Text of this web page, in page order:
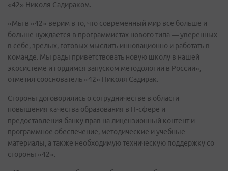
«42» Николя Садираком.
«Мы в «42» верим в то, что современный мир все больше и
больше нуждается в программистах нового типа — уверенных
в себе, зрелых, готовых мыслить инновационно и работать в
команде. Мы рады приветствовать новую школу в нашей
экосистеме и гордимся запуском методологии в России», —
отметил сооснователь «42» Николя Садирак.
Стороны договорились о сотрудничестве в области
повышения качества образования в IT-сфере и
предоставления банку прав на лицензионный контент и
программное обеспечение, методические и учебные
материалы, а также необходимую техническую поддержку со
стороны «42».